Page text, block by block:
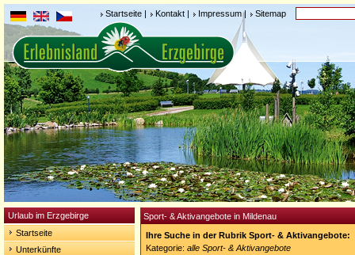
Startseite | Kontakt | Impressum| Sitemap
Urlaub im Erzgebirge
Startseite
Unterkünfte
Sport- & Aktivangebote in Mildenau
Ihre Suche in der Rubrik Sport- & Aktivangebote:
Kategorie: alle Sport- & Aktivangebote